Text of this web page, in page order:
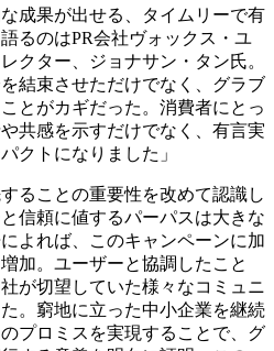
成果が出せる、タイムリーで有
るのはPR会社ヴォックス・ユ
クター、ジョナサン・タン氏。
結束させただけでなく、グラブ
とがカギだった。消費者にとっ
共感を示すだけでなく、有言実
クトになりました」
ることの重要性を改めて認識し
信頼に値するパーパスは大きな
よれば、このキャンペーンに加
加。ユーザーと協調したこと
が切望していた様々なコミュニ
。窮地に立った中小企業を継続
プロミスを実現することで、グ